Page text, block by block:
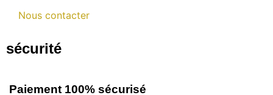
Nous contacter
sécurité
Paiement 100% sécurisé